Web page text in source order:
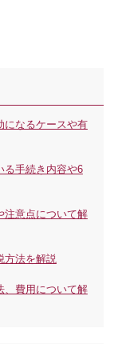
になるケースや有
る手続き内容や6
注意点について解
方法を解説
、費用について解